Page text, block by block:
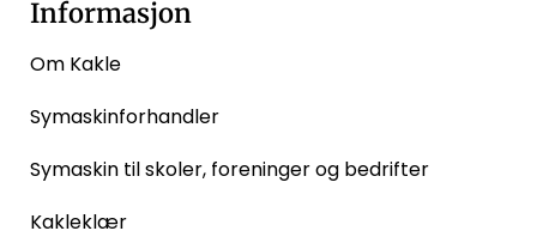
Informasjon
Om Kakle
Symaskinforhandler
Symaskin til skoler, foreninger og bedrifter
Kakleklær